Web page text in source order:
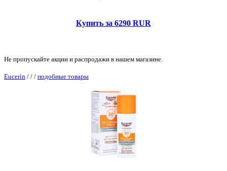
Купить за 6290 RUR
Не пропускайте акции и распродажи в нашем магазине.
Eucerin / / / подобные товары